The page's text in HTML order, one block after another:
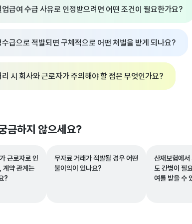
급여 수급 사유로 인정받으려면 어떤 조건이 필요한가요?
급으로 적발되면 구체적으로 어떤 처벌을 받게 되나요?
시 회사와 근로자가 주의해야 할 점은 무엇인가요?
금하지 않으세요?
근로자로 인
계약 관계는
?
무자료 거래가 적발될 경우 어떤
불이익이 있나요?
산재보험에
도 간병이 필
여를 받을 수